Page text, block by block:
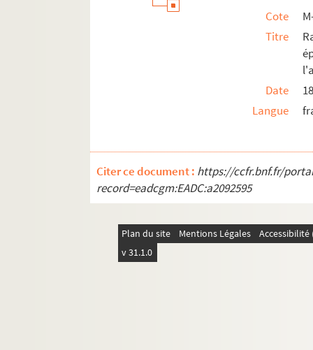
Cote
Titre
Date
Langue
Citer ce document : https://ccfr.bnf.fr/
record=eadcgm:EADC:a2092595
Plan du site Mentions Légales
v 31.1.0